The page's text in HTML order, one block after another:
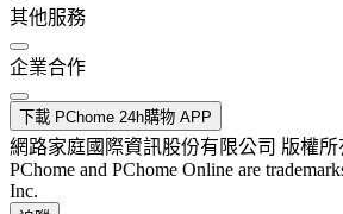
其他服務
企業合作
下載 PChome 24h購物 APP
網路家庭國際資訊股份有限公司 版權
PChome and PChome Online are
Inc.